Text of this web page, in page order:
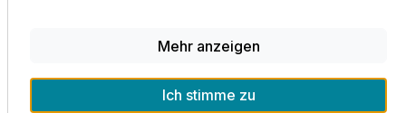
Mehr anzeigen
Ich stimme zu